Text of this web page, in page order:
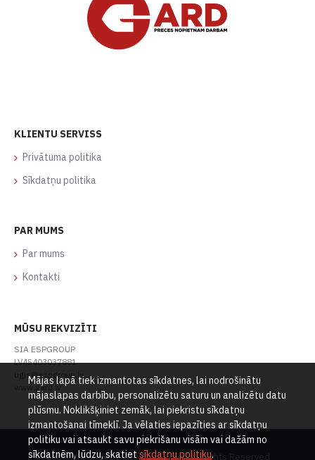
KLIENTU SERVISS
Privātuma politika
Sīkdatņu politika
PAR MUMS
Par mums
Kontakti
MŪSU REKVIZĪTI
SIA ESPGROUP
LV45403037881
ugis@espgroup.lv
www.gard.lv
Copyright © 2021, SIA Esp Group, All Rights Reserved
Mājas lapā tiek izmantotas sīkdatnes, lai nodrošinātu
mājaslapas darbību, personalizētu saturu un analizētu datu
plūsmu. Noklikšķiniet zemāk, lai piekristu sīkdatņu
izmantošanai tīmeklī. Ja vēlaties iepazīties ar sīkdatņu
politiku vai atsaukt savu piekrišanu visām vai dažām no
sīkdatnēm, lūdzu, skatiet sīkdatņu politiku.